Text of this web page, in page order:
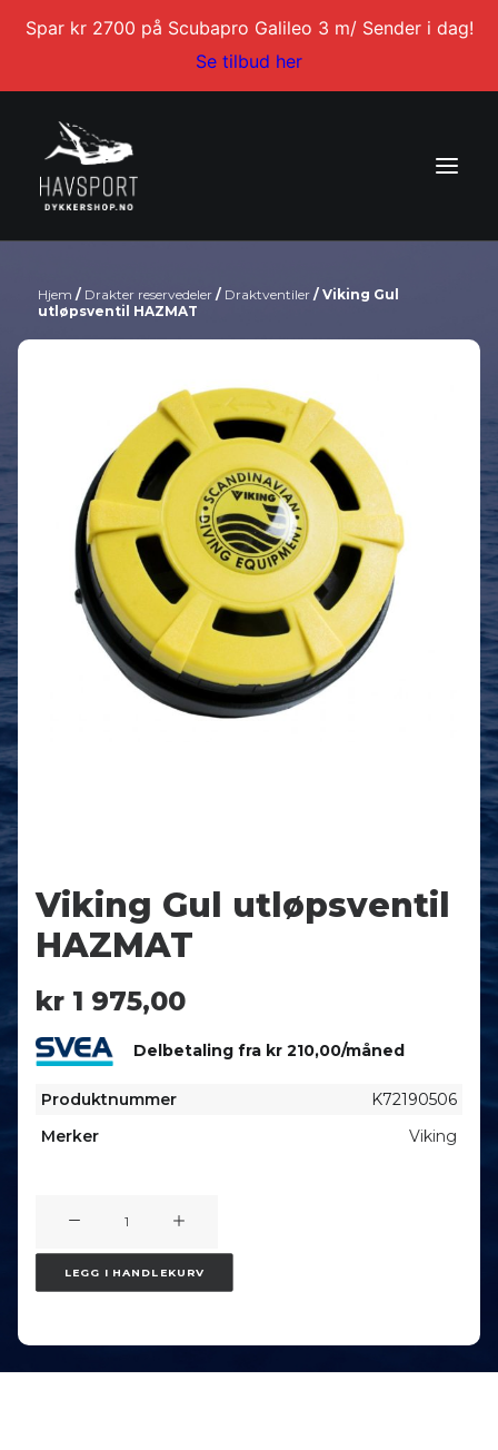
Spar kr 2700 på Scubapro Galileo 3 m/ Sender i dag!
Se tilbud her
DYKKERKURS
BLI DYKKERINSTRUKTØR
KONTAKT
MIN KONTO
NETTBUTIKK
kr0,00
0
Hjem / Drakter reservedeler / Draktventiler / Viking Gul
utløpsventil HAZMAT
Viking Gul utløpsventil
HAZMAT
kr 1 975,00
Delbetaling fra kr 210,00/måned
Produktnummer
K72190506
Merker
Viking
utløpsventil
HAZMAT
LEGG I HANDLEKURV